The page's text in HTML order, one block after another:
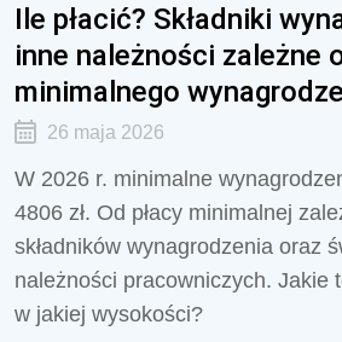
Ile płacić? Składniki
inne należności zależne
minimalnego
26 maja 2026
W 2026 r. minimalne
4806 zł. Od płacy minimalnej
składników wynagrodzenia oraz
należności pracowniczych. Jakie
w jakiej wysokości?